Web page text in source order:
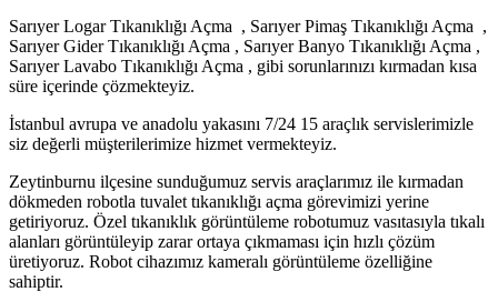
Sarıyer Logar Tıkanıklığı Açma , Sarıyer Pimaş Tıkanıklığı Açma ,
Sarıyer Gider Tıkanıklığı Açma , Sarıyer Banyo Tıkanıklığı Açma ,
Sarıyer Lavabo Tıkanıklığı Açma , gibi sorunlarınızı kırmadan kısa
süre içerinde çözmekteyiz.
İstanbul avrupa ve anadolu yakasını 7/24 15 araçlık servislerimizle
siz değerli müşterilerimize hizmet vermekteyiz.
Zeytinburnu ilçesine sunduğumuz servis araçlarımız ile kırmadan
dökmeden robotla tuvalet tıkanıklığı açma görevimizi yerine
getiriyoruz. Özel tıkanıklık görüntüleme robotumuz vasıtasıyla tıkalı
alanları görüntüleyip zarar ortaya çıkmaması için hızlı çözüm
üretiyoruz. Robot cihazımız kameralı görüntüleme özelliğine
sahiptir.